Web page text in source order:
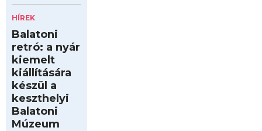
HÍREK
Balatoni
retró: a nyár
kiemelt
kiállítására
készül a
keszthelyi
Balatoni
Múzeum